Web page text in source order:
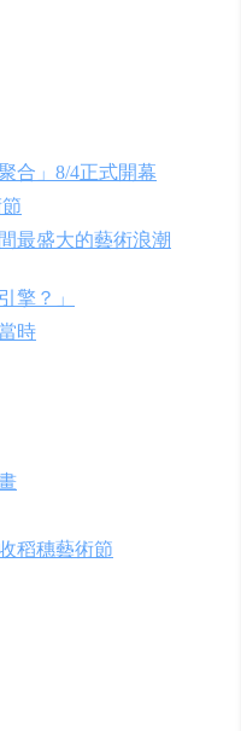
合」8/4正式開幕
最盛大的藝術浪潮
擎？」
時
稻穗藝術節